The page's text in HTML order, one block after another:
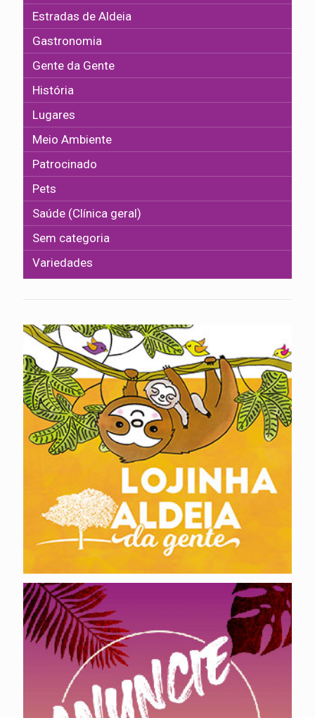
Estradas de Aldeia
Gastronomia
Gente da Gente
História
Lugares
Meio Ambiente
Patrocinado
Pets
Saúde (Clínica geral)
Sem categoria
Variedades